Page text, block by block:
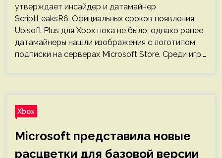
утверждает инсайдер и датамайнер
ScriptLeaksR6. Официальных сроков появления
Ubisoft Plus для Xbox пока не было, однако ранее
датамайнеры нашли изображения с логотипом
подписки на серверах Microsoft Store. Среди игр,…
Xbox
Microsoft представила новые
расцветки для базовой версии